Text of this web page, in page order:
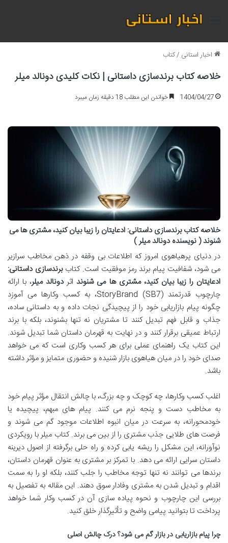
منو
اخبار استانی /کتاب
خلاصه کتاب برندسازی داستانی | نکات کلیدی دونالد میلر
1404/04/27 خواندن این مطلب 18 دقیقه زمان میبرد
خلاصه کتاب برندسازی داستانی: ادعایتان را زیبا بیان کنید، مشتری ها می
شنوند ( نویسنده دونالد میلر )
در دنیای پرهیاهوی امروز که اطلاعات بی وقفه در ذهن مخاطب سرازیر
می شود، شفافیت پیام برند رمز موفقیت است. کتاببرندسازی داستانی:
ادعایتان را زیبا بیان کنید، مشتری ها می شنونداثردونالد میلر، با ارائه
چارچوب قدرتمند StoryBrand (SB7)، به کسب وکارها می آموزد
چگونه پیام بازاریابی خود را از پیچیدگی نجات داده و به داستانی ساده،
جذاب و قابل فهم تبدیل کنند تا مشتریان نه تنها بشنوند، بلکه با برند
ارتباط عمیقی برقرار کنند و در نهایت به قهرمان داستان شما تبدیل شوند.
این کتاب یک راهنمای عملی برای هر کسب وکاری است که می خواهد
صدای خود را در میان هیاهوی بازار شنیده و حضوری متمایز و مؤثر داشته
باشد.
اغلب کسب وکارها، چه کوچک و چه بزرگ، با چالش انتقال مؤثر پیام خود
به مخاطب دست و پنجه نرم می کنند. پیام های مبهم، پیچیده یا
خودمحورانه، به سرعت در میان انبوه اطلاعات موجود گم می شوند و
فرصت های طلایی جذب مشتری را از بین می برند. کتاب میلر با رویکردی
نوآورانه، این مشکل را ریشه یابی کرده و راه حلی برگرفته از اصول دیرینه
داستان سرایی ارائه می دهد. با تمرکز بر مشتری به عنوان قهرمان داستان،
برندها می توانند نه تنها توجه مخاطب را جلب کنند، بلکه او را به سمت
اقدام و تبدیل شدن به مشتری وفادار سوق دهند. این مقاله به تفصیل به
بررسی این چارچوب و نحوه پیاده سازی آن در کسب وکار شما خواهد
پرداخت تا بتوانید پیامی واضح و تأثیرگذار خلق کنید.
چرا پیام بازاریابی در بازار گم می شود؟ درک چالش اصلی